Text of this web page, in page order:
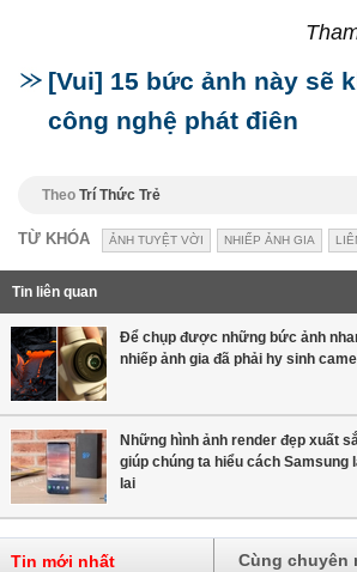
[Vui] 15 bức ảnh này sẽ
công nghệ phát điên
Theo Trí Thức Trẻ
TỪ KHÓA ẢNH TUYỆT VỜI NHIẾP ẢNH GIA
Tin liên quan
Để chụp được những bức ảnh
nhiếp ảnh gia đã phải hy sinh
Những hình ảnh render đẹp xuất
giúp chúng ta hiểu cách
lai
Tin mới nhất Cùng chuyên